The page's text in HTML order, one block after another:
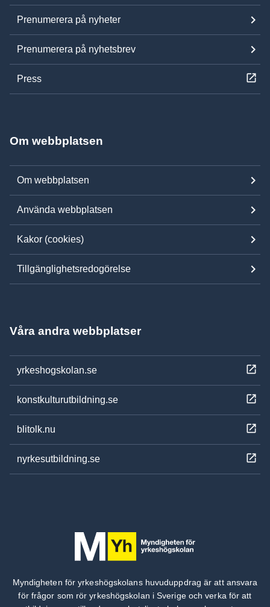
Prenumerera på nyheter
Prenumerera på nyhetsbrev
Press
Om webbplatsen
Om webbplatsen
Använda webbplatsen
Kakor (cookies)
Tillgänglighetsredogörelse
Våra andra webbplatser
yrkeshogskolan.se
konstkulturutbildning.se
blitolk.nu
nyrkesutbildning.se
Myndigheten för yrkeshögskolans huvuduppdrag är att ansvara
för frågor som rör yrkeshögskolan i Sverige och verka för att